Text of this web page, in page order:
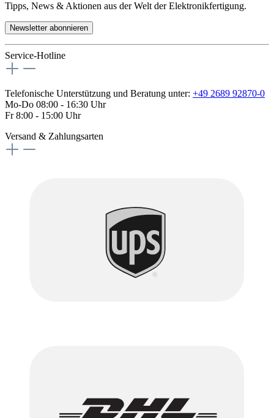
Tipps, News & Aktionen aus der Welt der Elektronikfertigung.
Newsletter abonnieren
Service-Hotline
Telefonische Unterstützung und Beratung unter: +49 2689 92870-0
Mo-Do 08:00 - 16:30 Uhr
Fr 8:00 - 15:00 Uhr
Versand & Zahlungsarten